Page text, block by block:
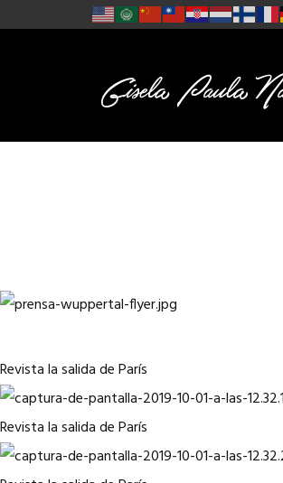
Revista la salida de París
Revista la salida de París